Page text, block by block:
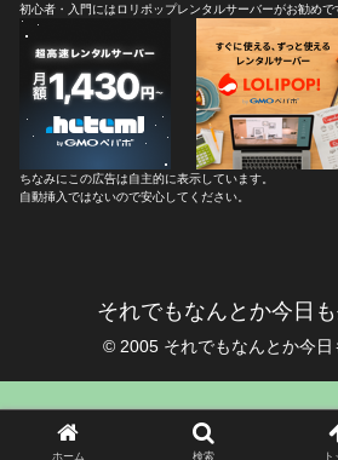
初心者・入門にはロリポップレンタルサーバーがお勧めで
ちなみにこの広告は自主的に表示しています。
自動挿入ではないので安心してください。
それでもなんとか今日
© 2005 それでもなんとか今日
ホーム 検索